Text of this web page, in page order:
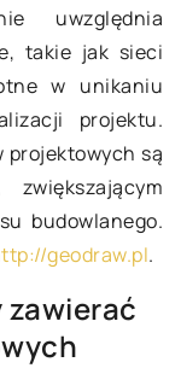
uwzględnia
takie jak sieci
w unikaniu
projektu.
projektowych są
budowlanego.
geodraw.pl.